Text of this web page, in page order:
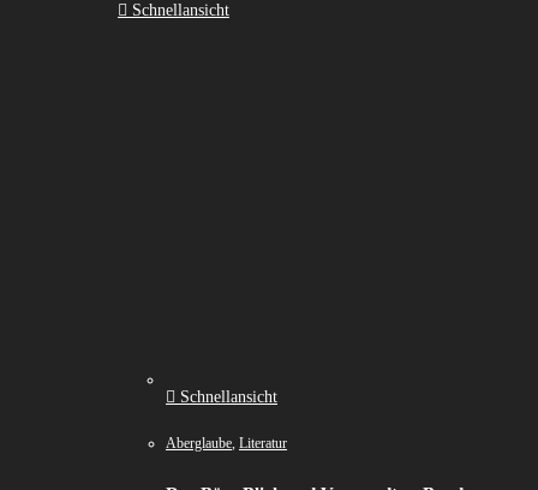
Schnellansicht
Schnellansicht
Aberglaube, Literatur